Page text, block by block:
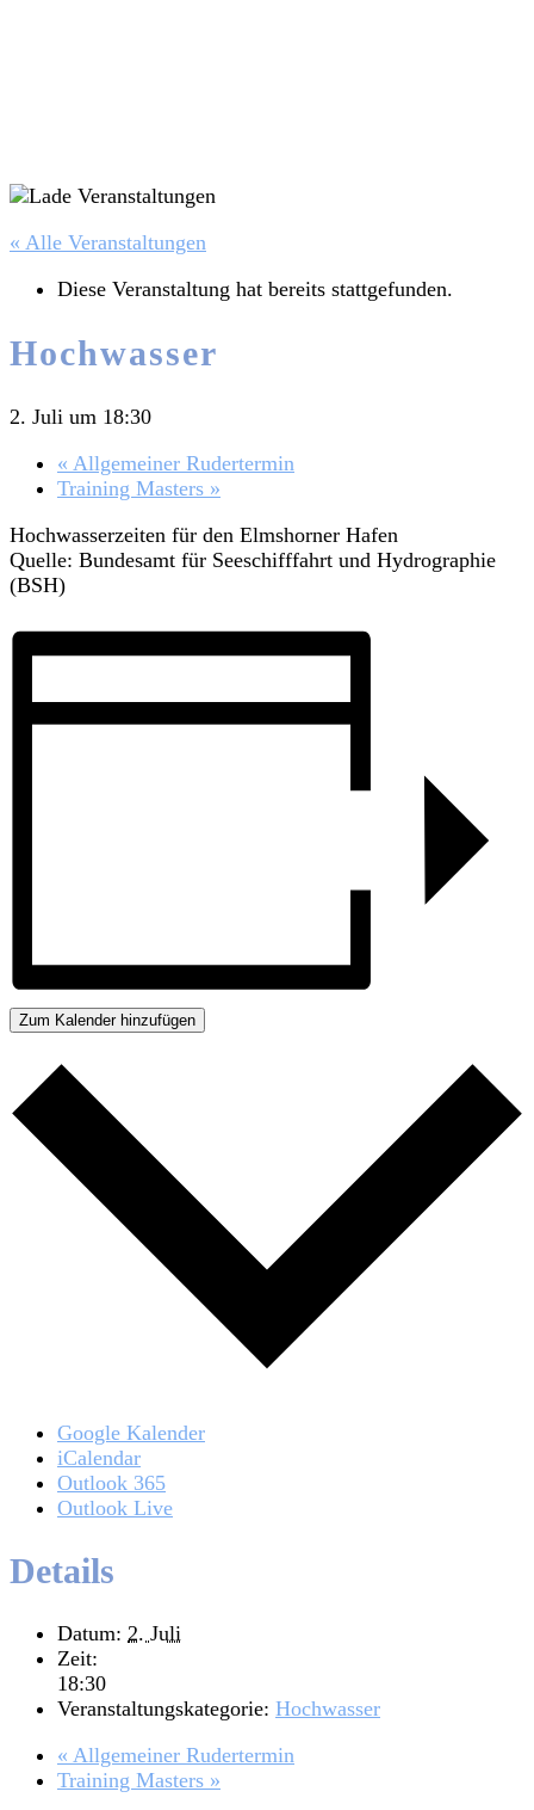
« Alle Veranstaltungen
Diese Veranstaltung hat bereits stattgefunden.
Hochwasser
2. Juli um 18:30
« Allgemeiner Rudertermin
Training Masters »
Hochwasserzeiten für den Elmshorner Hafen
Quelle: Bundesamt für Seeschifffahrt und Hydrographie
(BSH)
Zum Kalender hinzufügen
Google Kalender
iCalendar
Outlook 365
Outlook Live
Details
Datum: 2. Juli
Zeit:
18:30
Veranstaltungskategorie: Hochwasser
« Allgemeiner Rudertermin
Training Masters »